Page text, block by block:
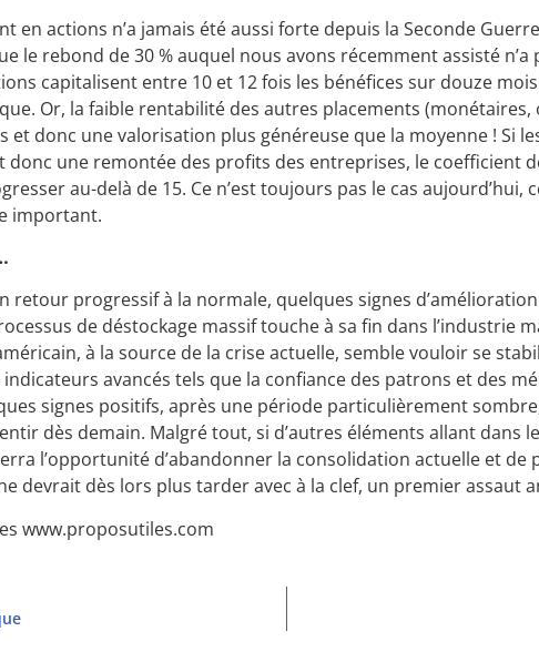
en actions n’a jamais été aussi forte depuis la Seconde
le rebond de 30 % auquel nous avons récemment assisté n’a
capitalisent entre 10 et 12 fois les bénéfices sur douze mois
Or, la faible rentabilité des autres placements
donc une valorisation plus généreuse que la moyenne ! Si
donc une remontée des profits des entreprises, le coefficient
au-delà de 15. Ce n’est toujours pas le cas aujourd’hui,
important.
retour progressif à la normale, quelques signes
de déstockage massif touche à sa fin dans l’industrie
à la source de la crise actuelle, semble vouloir se
avancés tels que la confiance des patrons et des
signes positifs, après une période particulièrement
dès demain. Malgré tout, si d’autres éléments allant dans
l’opportunité d’abandonner la consolidation actuelle et de
devrait dès lors plus tarder avec à la clef, un premier assaut
www.proposutiles.com